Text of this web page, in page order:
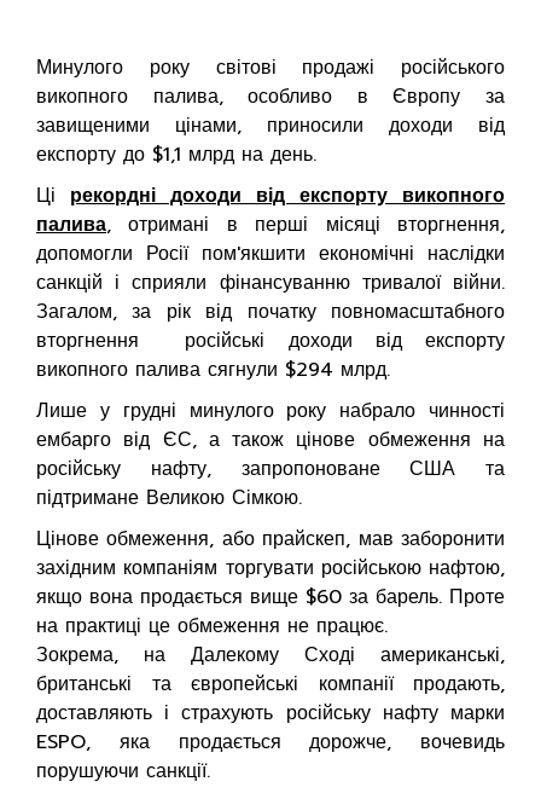
Минулого року світові продажі російського
викопного палива, особливо в Європу за
завищеними цінами, приносили доходи від
експорту до $1,1 млрд на день.
Ці рекордні доходи від експорту викопного
палива, отримані в перші місяці вторгнення,
допомогли Росії пом'якшити економічні наслідки
санкцій і сприяли фінансуванню тривалої війни.
Загалом, за рік від початку повномасштабного
вторгнення російські доходи від експорту
викопного палива сягнули $294 млрд.
Лише у грудні минулого року набрало чинності
ембарго від ЄС, а також цінове обмеження на
російську нафту, запропоноване США та
підтримане Великою Сімкою.
Цінове обмеження, або прайскеп, мав заборонити
західним компаніям торгувати російською нафтою,
якщо вона продається вище $60 за барель. Проте
на практиці це обмеження не працює.
Зокрема, на Далекому Сході американські,
британські та європейські компанії продають,
доставляють і страхують російську нафту марки
ESPO, яка продається дорожче, вочевидь
порушуючи санкції.